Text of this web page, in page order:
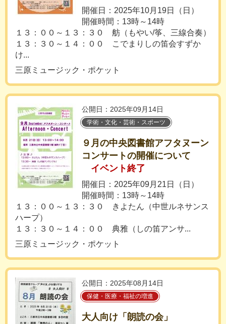
開催日：2025年10月19日（日）
開催時間：13時～14時
１３：００～１３：３０ 舫（もやい/筝、三線合奏）
１３：３０～１４：００ こでまりしの笛会すずか
け...
三原ミュージック・ポケット
公開日：2025年09月14日
学術・文化・芸術・スポーツ
９月の中央図書館アフタヌーン
コンサートの開催について
イベント終了
開催日：2025年09月21日（日）
開催時間：13時～14時
１３：００～１３：３０ きよたん（中世ルネサンス
ハープ）
１３：３０～１４：００ 典雅（しの笛アンサ...
三原ミュージック・ポケット
公開日：2025年08月14日
保健・医療・福祉の増進
大人向け「朗読の会」